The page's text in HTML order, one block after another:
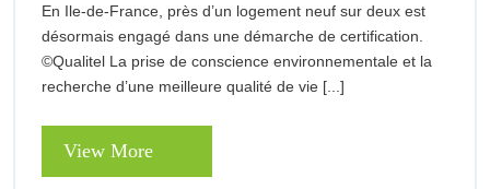
Boom
Des
Certifications
Qualité
En Ile-de-France, près d’un logement neuf sur deux est
désormais engagé dans une démarche de certification.
©Qualitel La prise de conscience environnementale et la
recherche d’une meilleure qualité de vie [...]
View More
More